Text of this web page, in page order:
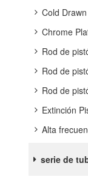
Cold
Chrome
Rod de
Rod de
Rod de
Extinción
Alta
serie de